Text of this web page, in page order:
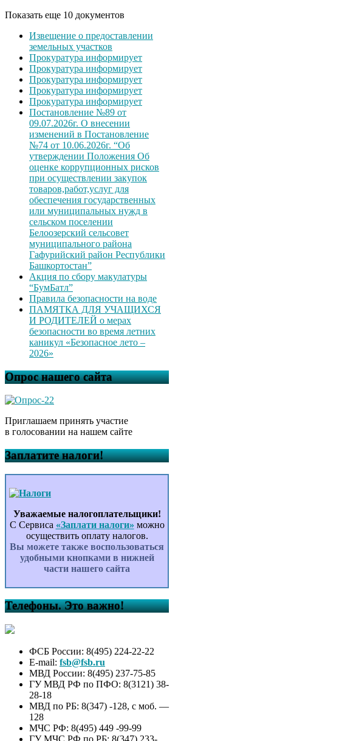
Показать еще 10 документов
Извещение о предоставлении
земельных участков
Прокуратура информирует
Прокуратура информирует
Прокуратура информирует
Прокуратура информирует
Прокуратура информирует
Постановление №89 от
09.07.2026г. О внесении
изменений в Постановление
№74 от 10.06.2026г. “Об
утверждении Положения Об
оценке коррупционных рисков
при осуществлении закупок
товаров,работ,услуг для
обеспечения государственных
или муниципальных нужд в
сельском поселении
Белоозерский сельсовет
муниципального района
Гафурийский район Республики
Башкортостан”
Акция по сбору макулатуры
“БумБатл”
Правила безопасности на воде
ПАМЯТКА ДЛЯ УЧАЩИХСЯ
И РОДИТЕЛЕЙ о мерах
безопасности во время летних
каникул «Безопасное лето –
2026»
Опрос нашего сайта
Приглашаем принять участие
в голосовании на нашем сайте
Заплатите налоги!
Уважаемые налогоплательщики!
С Сервиса «Заплати налоги» можно
осуществить оплату налогов.
Вы можете также воспользоваться
удобными кнопками в нижней
части нашего сайта
Телефоны. Это важно!
ФСБ России: 8(495) 224-22-22
E-mail: fsb@fsb.ru
МВД России: 8(495) 237-75-85
ГУ МВД РФ по ПФО: 8(3121) 38-
28-18
МВД по РБ: 8(347) -128, с моб. —
128
МЧС РФ: 8(495) 449 -99-99